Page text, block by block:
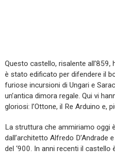
Questo castello, risalente
è stato edificato per difendere il
furiose incursioni di Ungari e
un’antica dimora regale. Qui vi
gloriosi: l’Ottone, il Re Arduino e,
La struttura che ammiriamo oggi
dall’architetto Alfredo D’Andrade
del ‘900. In anni recenti il